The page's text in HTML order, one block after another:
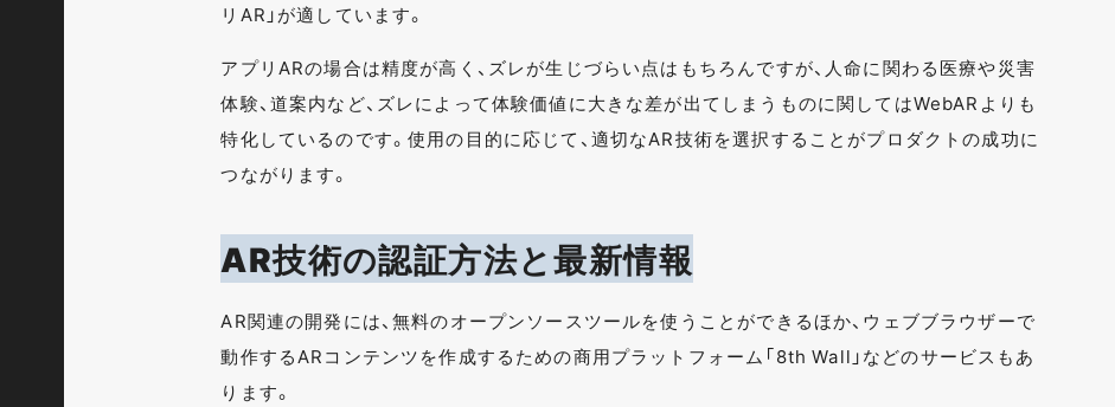
リAR」が適しています。
アプリARの場合は精度が高く、ズレが生じづらい点はもちろんですが、人命に関わる医療や災害
体験、道案内など、ズレによって体験価値に大きな差が出てしまうものに関してはWebARよりも
特化しているのです。使用の目的に応じて、適切なAR技術を選択することがプロダクトの成功に
つながります。
AR技術の認証方法と最新情報
AR関連の開発には、無料のオープンソースツールを使うことができるほか、ウェブブラウザーで
動作するARコンテンツを作成するための商用プラットフォーム「8th Wall」などのサービスもあ
ります。